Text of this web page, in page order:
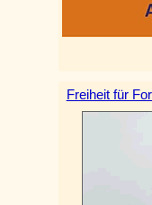
Freiheit für